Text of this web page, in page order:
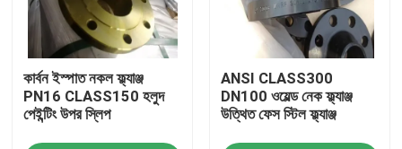
কার্বন ইস্পাত নকল ফ্ল্যাঞ্জ
PN16 CLASS150 হলুদ
পেইন্টিং উপর স্লিপ
ANSI CLASS300
DN100 ওয়েল্ড নেক ফ্ল্যাঞ্জ
উত্থিত ফেস স্টিল ফ্ল্যাঞ্জ